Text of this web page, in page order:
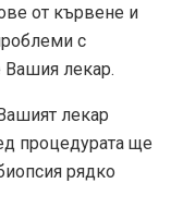
от кървене и
с
Вашия лекар.
лекар
процедурата ще
рядко